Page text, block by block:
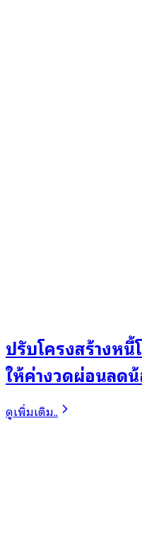
ปรับโครงสร้างหนี้
ให้ค่างวดผ่อนลด
ดูเพิ่มเติม..